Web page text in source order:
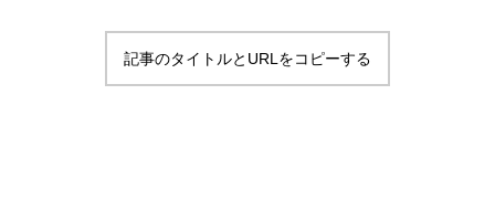
記事のタイトルとURLをコピーする